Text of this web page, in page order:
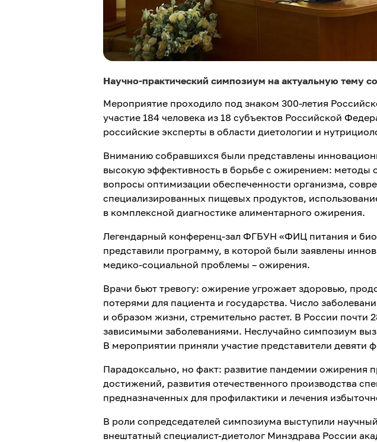
Научно-практический симпозиум на актуальную тему
Мероприятие проходило под знаком 300-летия
участие 184 человека из 18 субъектов Российской
российские эксперты в области диетологии и
Вниманию собравшихся были представлены
высокую эффективность в борьбе с ожирением: методы
вопросы оптимизации обеспеченности организма,
специализированных пищевых продуктов,
в комплексной диагностике алиментарного ожирения.
Легендарный конференц-зал ФГБУН «ФИЦ питания и
представили программу, в которой были заявлены
медико-социальной проблемы – ожирения.
Врачи бьют тревогу: ожирение угрожает здоровью,
потерями для пациента и государства. Число
и образом жизни, стремительно растет. В России почти
зависимыми заболеваниями. Неслучайно симпозиум
В мероприятии приняли участие представители девяти
Парадоксально, но факт: развитие пандемии ожирения
достижений, развития отечественного производства
предназначенных для профилактики и лечения
В роли сопредседателей симпозиума выступили
внештатный специалист-диетолог Минздрава России